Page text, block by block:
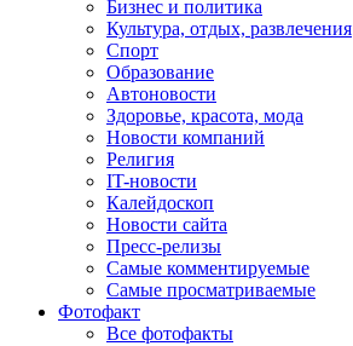
Бизнес и политика
Культура, отдых, развлечения
Спорт
Образование
Автоновости
Здоровье, красота, мода
Новости компаний
Религия
IT-новости
Калейдоскоп
Новости сайта
Пресс-релизы
Самые комментируемые
Самые просматриваемые
Фотофакт
Все фотофакты